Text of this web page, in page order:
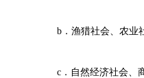
b．渔猎社会、农业
c．自然经济社会、商